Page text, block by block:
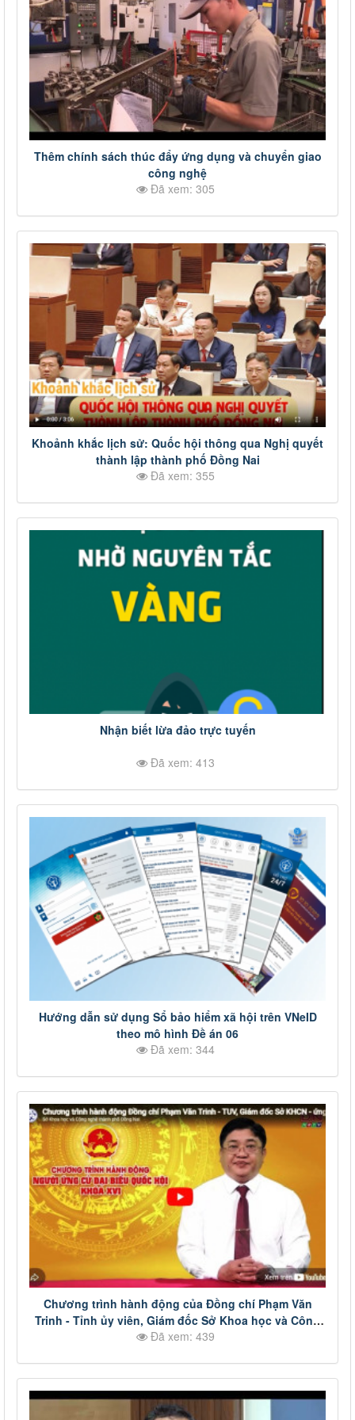
Thêm chính sách thúc đẩy ứng dụng và chuyển giao
công nghệ
Đã xem: 305
Khoảnh khắc lịch sử: Quốc hội thông qua Nghị quyết
thành lập thành phố Đồng Nai
Đã xem: 355
Nhận biết lừa đảo trực tuyến
Đã xem: 413
Hướng dẫn sử dụng Sổ bảo hiểm xã hội trên VNeID
theo mô hình Đề án 06
Đã xem: 344
Chương trình hành động của Đồng chí Phạm Văn
Trinh - Tỉnh ủy viên, Giám đốc Sở Khoa học và Công
Đã xem: 439